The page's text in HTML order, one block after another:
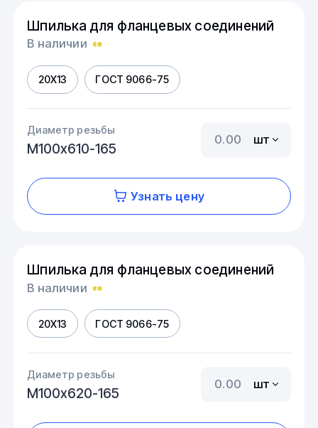
Шпилька для фланцевых соединений
В наличии
20Х13 ГОСТ 9066-75
Диаметр резьбы
М100х610-165
шт
Узнать цену
Шпилька для фланцевых соединений
В наличии
20Х13 ГОСТ 9066-75
Диаметр резьбы
М100х620-165
шт